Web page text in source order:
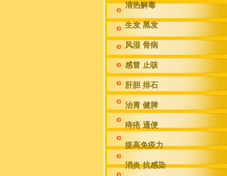
清热解毒
生发 黑发
风湿 骨病
感冒 止咳
肝胆 排石
治胃 健脾
痔疮 通便
提高免疫力
消炎 抗感染